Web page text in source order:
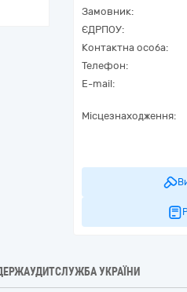
Замовник:
ЄДРПОУ:
Контактна особа:
Телефон:
E-mail:
Місцезнаходження:
УКРАЇНИ